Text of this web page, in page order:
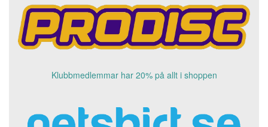
Klubbmedlemmar har 20% på allt i shoppen